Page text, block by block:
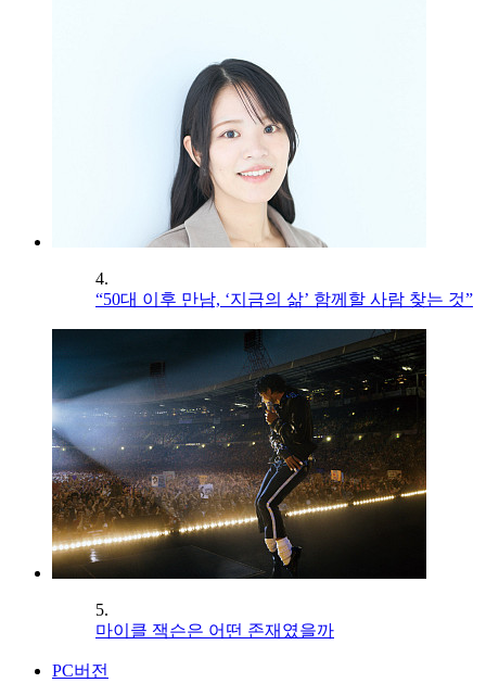
4.
“50대 이후 만남, ‘지금의 삶’ 함께할 사람 찾는 것”
5.
마이클 잭슨은 어떤 존재였을까
PC버전